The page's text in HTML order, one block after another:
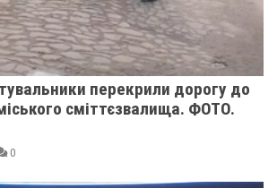
перекрили дорогу до
сміттєзвалища. ФОТО.
0